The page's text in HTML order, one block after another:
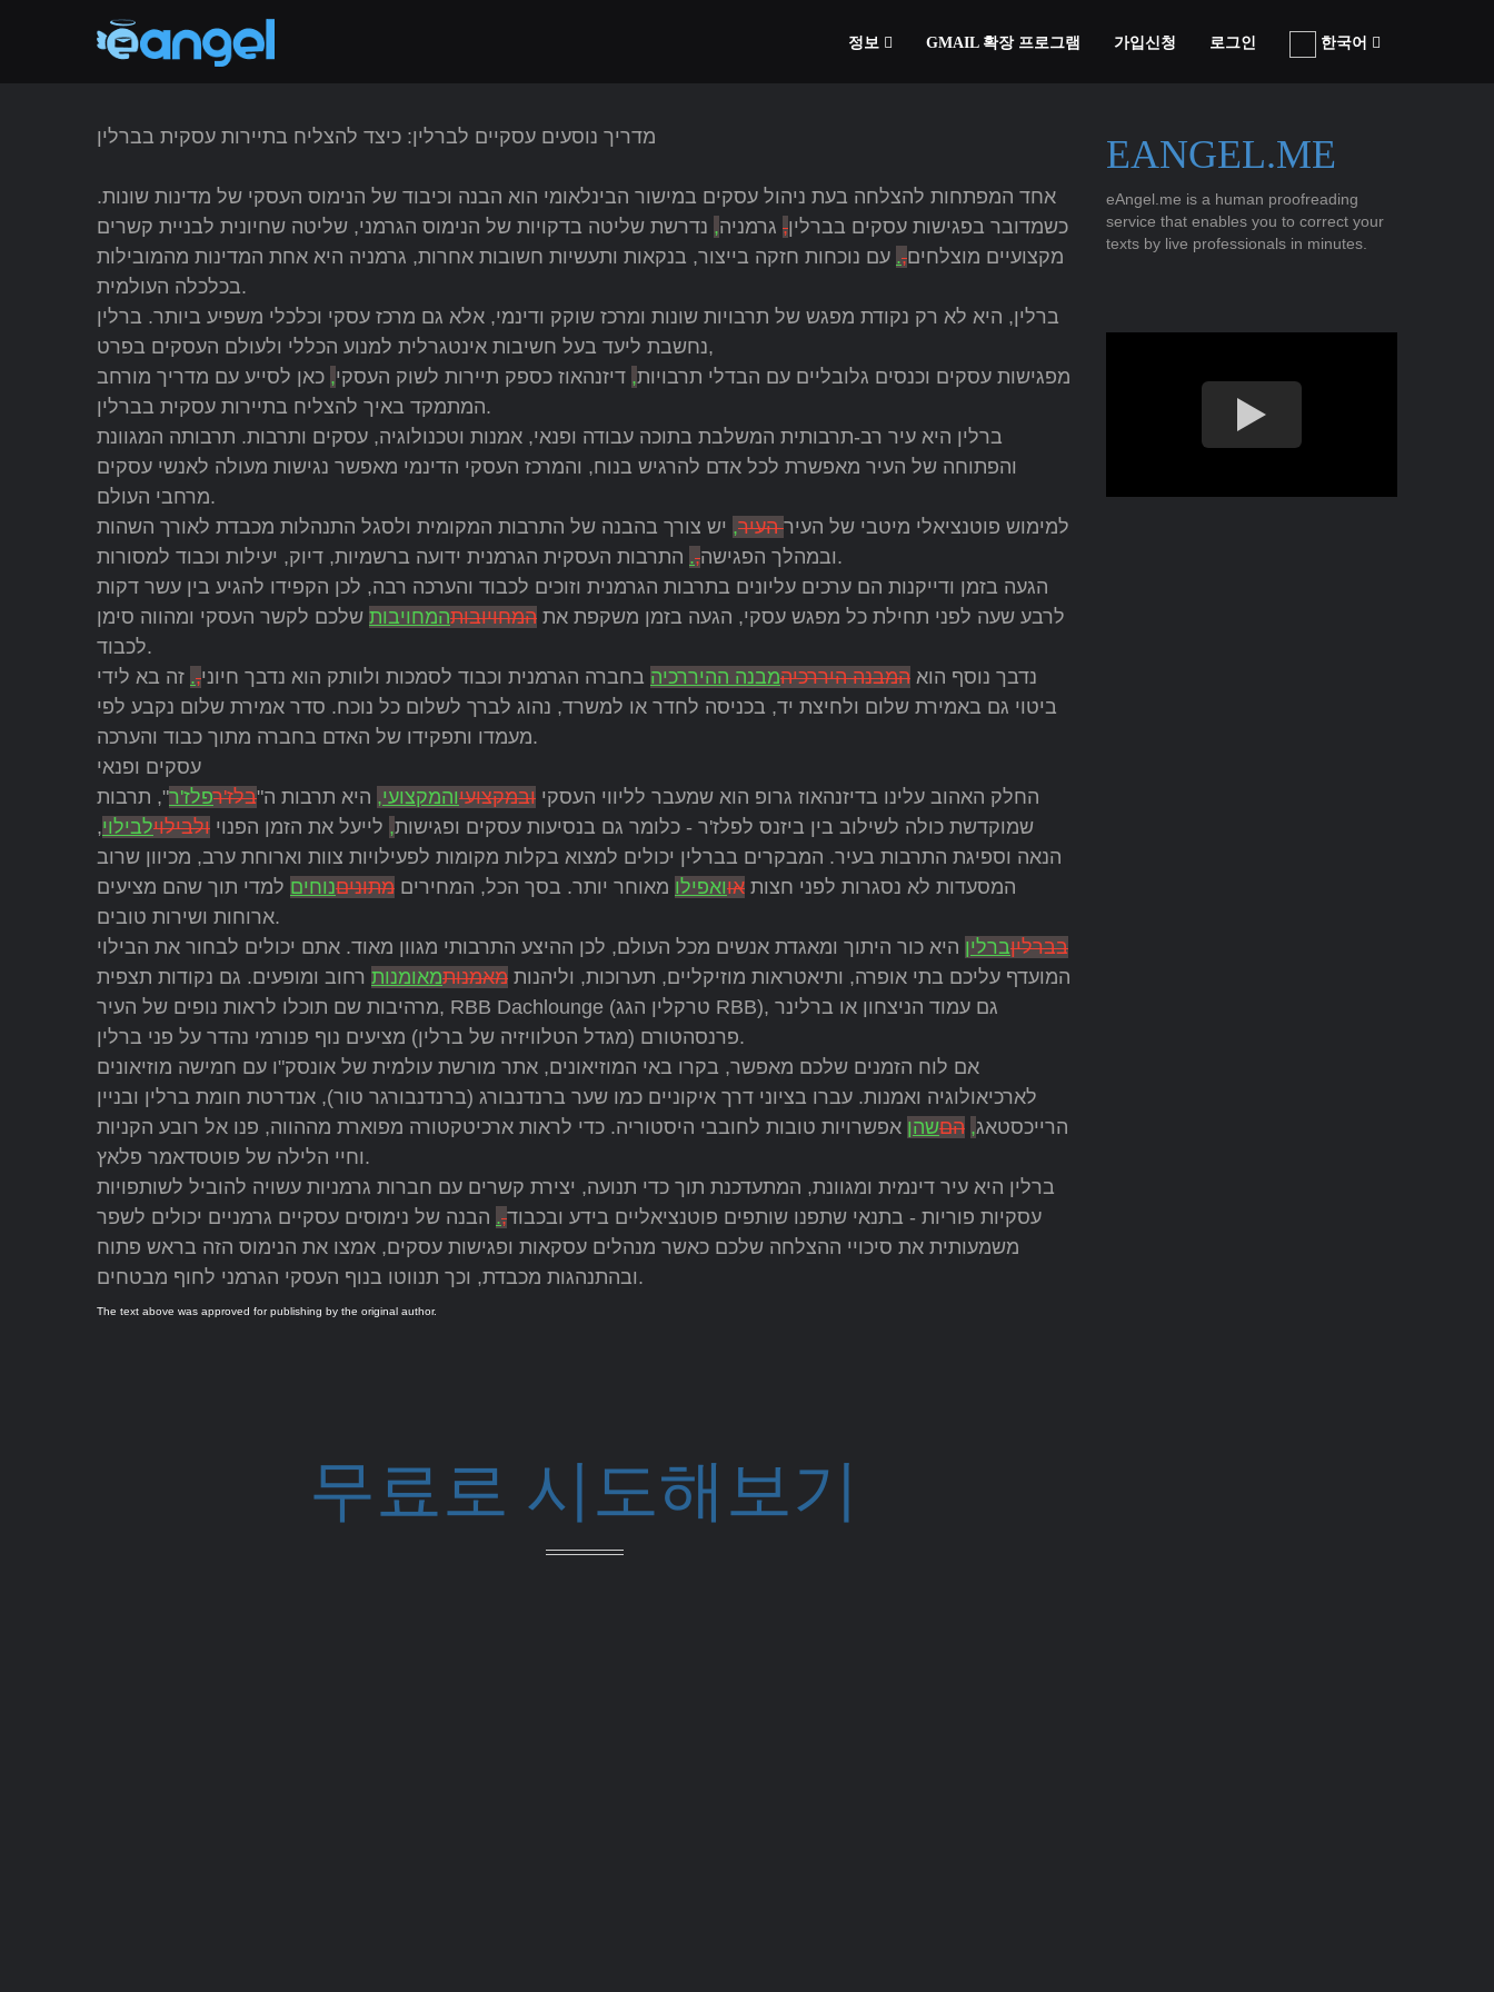
정보 GMAIL 확장 프로그램 가입신청 로그인 한국어
מדריך נוסעים עסקיים לברלין: כיצד להצליח בתיירות עסקית בברלין
אחד המפתחות להצלחה בעת ניהול עסקים במישור הבינלאומי הוא הבנה וכיבוד של הנימוס העסקי של מדינות שונות.
כשמדובר בפגישות עסקים בברלין, גרמניה, נדרשת שליטה בדקויות של הנימוס הגרמני, שליטה שחיונית לבניית קשרים
מקצועיים מוצלחים,
. עם נוכחות חזקה בייצור, בנקאות ותעשיות חשובות אחרות, גרמניה היא אחת המדינות מהמובילות
בכלכלה העולמית.
ברלין, היא לא רק נקודת מפגש של תרבויות שונות ומרכז שוקק ודינמי, אלא גם מרכז עסקי וכלכלי משפיע ביותר. ברלין
נחשבת ליעד בעל חשיבות אינטגרלית למנוע הכללי ולעולם העסקים בפרט,
מפגישות עסקים וכנסים גלובליים עם הבדלי תרבויות, דיזנהאוז כספק תיירות לשוק העסקי, כאן לסייע עם מדריך מורחב
המתמקד באיך להצליח בתיירות עסקית בברלין.
ברלין היא עיר רב-תרבותית המשלבת בתוכה עבודה ופנאי, אמנות וטכנולוגיה, עסקים ותרבות. תרבותה המגוונת
והפתוחה של העיר מאפשרת לכל אדם להרגיש בנוח, והמרכז העסקי הדינמי מאפשר נגישות מעולה לאנשי עסקים
מרחבי העולם.
למימוש פוטנציאלי מיטבי של העירהעיר, יש צורך בהבנה של התרבות המקומית ולסגל התנהלות מכבדת לאורך השהות
ובמהלך הפגישה,
.
התרבות העסקית הגרמנית ידועה ברשמיות, דיוק, יעילות וכבוד למסורות.
הגעה בזמן ודייקנות הם ערכים עליונים בתרבות הגרמנית וזוכים לכבוד והערכה רבה, לכן הקפידו להגיע בין עשר דקות
לרבע שעה לפני תחילת כל מפגש עסקי, הגעה בזמן משקפת את המחויובותהמחויבות שלכם לקשר העסקי ומהווה סימן
לכבוד.
נדבך נוסף הוא המבנה היררכיהמבנה ההיררכיה בחברה הגרמנית וכבוד לסמכות ולוותק הוא נדבך חיוני,
. זה בא לידי
ביטוי גם באמירת שלום ולחיצת יד, בכניסה לחדר או למשרד, נהוג לברך לשלום כל נוכח. סדר אמירת שלום נקבע לפי
מעמדו ותפקידו של האדם בחברה מתוך כבוד והערכה.
עסקים ופנאי
החלק האהוב עלינו בדיזנהאוז גרופ הוא שמעבר לליווי העסקי ובמקצועיוהמקצועי, היא תרבות ה"בלז'רפלז'ר", תרבות
שמוקדשת כולה לשילוב בין ביזנס לפלז'ר - כלומר גם בנסיעות עסקים ופגישות, לייעל את הזמן הפנוי ולבילוילבילוי,
הנאה וספיגת התרבות בעיר. המבקרים בברלין יכולים למצוא בקלות מקומות לפעילויות צוות וארוחת ערב, מכיוון שרוב
המסעדות לא נסגרות לפני חצות אוואפילו מאוחר יותר. בסך הכל, המחירים מתוניםנוחים למדי תוך שהם מציעים
ארוחות ושירות טובים.
בברליןברלין היא כור היתוך ומאגדת אנשים מכל העולם, לכן ההיצע התרבותי מגוון מאוד. אתם יכולים לבחור את הבילוי
המועדף עליכם בתי אופרה, ותיאטראות מוזיקליים, תערוכות, וליהנות מאמנותמאומנות רחוב ומופעים. גם נקודות תצפית
מרהיבות שם תוכלו לראות נופים של העיר, RBB Dachlounge (טרקלין הגג RBB), גם עמוד הניצחון או ברלינר
פרנסהטורם (מגדל הטלוויזיה של ברלין) מציעים נוף פנורמי נהדר על פני ברלין.
אם לוח הזמנים שלכם מאפשר, בקרו באי המוזיאונים, אתר מורשת עולמית של אונסק"ו עם חמישה מוזיאונים
לארכיאולוגיה ואמנות. עברו בציוני דרך איקוניים כמו שער ברנדנבורג (ברנדנבורגר טור), אנדרטת חומת ברלין ובניין
הרייכסטאג, הםשהן אפשרויות טובות לחובבי היסטוריה. כדי לראות ארכיטקטורה מפוארת מההווה, פנו אל רובע הקניות
וחיי הלילה של פוטסדאמר פלאץ.
ברלין היא עיר דינמית ומגוונת, המתעדכנת תוך כדי תנועה, יצירת קשרים עם חברות גרמניות עשויה להוביל לשותפויות
עסקיות פוריות - בתנאי שתפנו שותפים פוטנציאליים בידע ובכבוד,
. הבנה של נימוסים עסקיים גרמניים יכולים לשפר
משמעותית את סיכויי ההצלחה שלכם כאשר מנהלים עסקאות ופגישות עסקים, אמצו את הנימוס הזה בראש פתוח
ובהתנהגות מכבדת, וכך תנווטו בנוף העסקי הגרמני לחוף מבטחים.
The text above was approved for publishing by the original author.
무료로 시도해보기
EANGEL.ME
eAngel.me is a human proofreading
service that enables you to correct your
texts by live professionals in minutes.